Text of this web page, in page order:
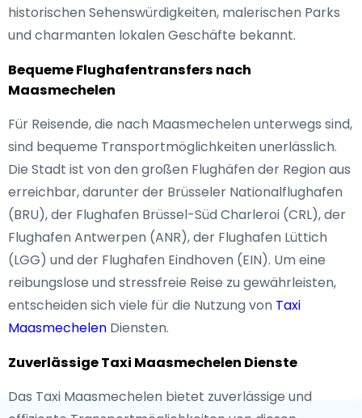
historischen Sehenswürdigkeiten, malerischen Parks
und charmanten lokalen Geschäfte bekannt.
Bequeme Flughafentransfers nach
Maasmechelen
Für Reisende, die nach Maasmechelen unterwegs sind,
sind bequeme Transportmöglichkeiten unerlässlich.
Die Stadt ist von den großen Flughäfen der Region aus
erreichbar, darunter der Brüsseler Nationalflughafen
(BRU), der Flughafen Brüssel-Süd Charleroi (CRL), der
Flughafen Antwerpen (ANR), der Flughafen Lüttich
(LGG) und der Flughafen Eindhoven (EIN). Um eine
reibungslose und stressfreie Reise zu gewährleisten,
entscheiden sich viele für die Nutzung von Taxi
Maasmechelen Diensten.
Zuverlässige Taxi Maasmechelen Dienste
Das Taxi Maasmechelen bietet zuverlässige und